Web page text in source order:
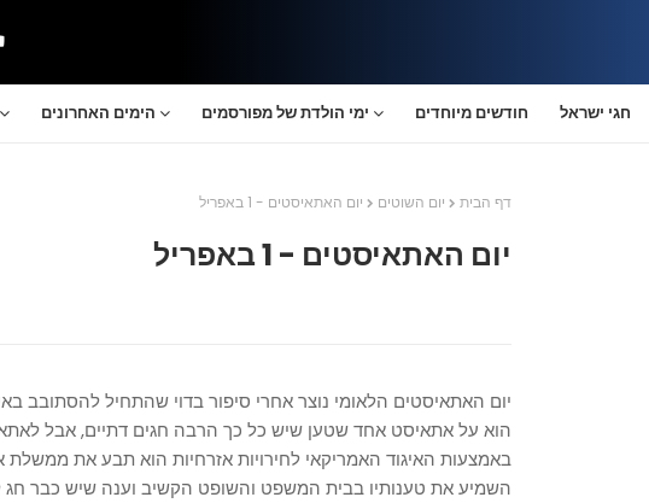
הימים האחרונים ימי הולדת של מפורסמים חודשים מיוחדים חגי ישראל
דף הבית יום השוטים יום האתאיסטים - 1 באפריל
יום האתאיסטים - 1 באפריל
הוא על אתאיסט אחד שטען שיש כל כך הרבה חגים דתיים, אבל
באמצעות האיגוד האמריקאי לחירויות אזרחיות הוא תבע את